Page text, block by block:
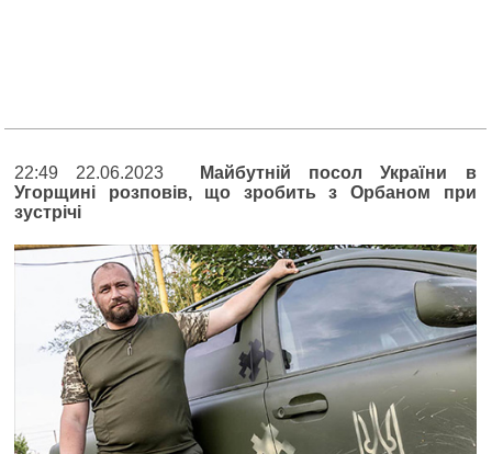
22:49 22.06.2023
Майбутній посол України в
Угорщині розповів, що зробить з Орбаном при
зустрічі